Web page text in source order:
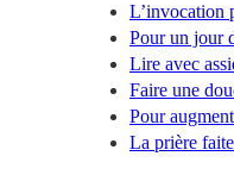
L’invocation
Pour un jour
Lire avec
Faire une
Pour
La prière